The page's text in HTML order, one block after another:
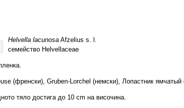
Helvella lacunosa Afzelius s. l.
семейство Helvellaceae
(френски), Gruben-Lorchel (немски), Лопастник ямчатый
тяло достига до 10 cm на височина.